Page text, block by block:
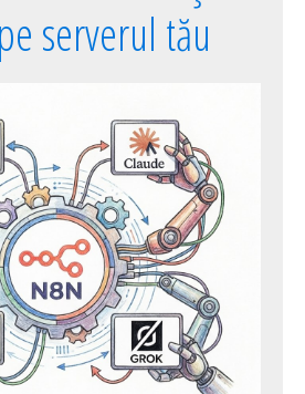
serverul tău